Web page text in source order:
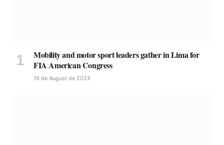
Mobility and motor sport leaders gather in Lima for
FIA American Congress
19 de August de 2024